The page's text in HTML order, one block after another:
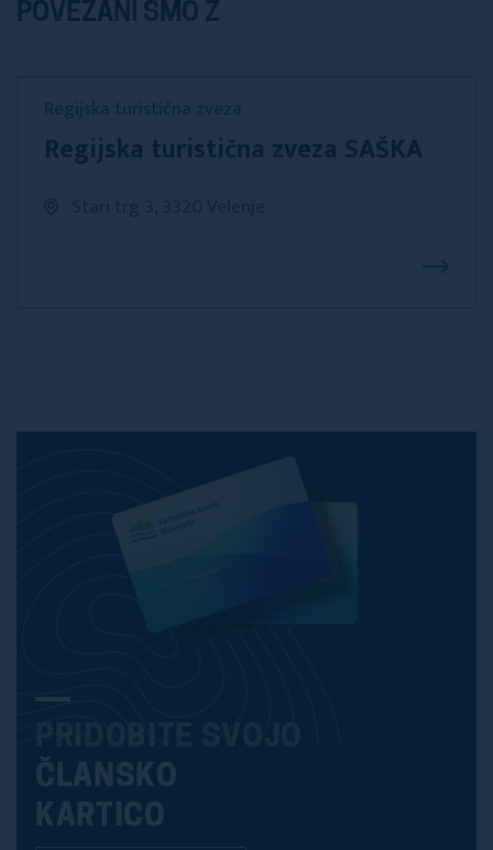
POVEZANI SMO Z
Regijska turistična zveza
Regijska turistična zveza SAŠKA
ČLANSKO
KARTICO